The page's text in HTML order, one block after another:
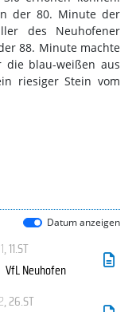
der 80. Minute der
des Neuhofener
88. Minute machte
die blau-weißen aus
riesiger Stein vom
Datum anzeigen
, 11.ST
VfL Neuhofen
, 26.ST